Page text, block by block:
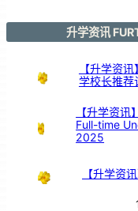
升学资讯
【升学资
学校长推荐
【升学资
Full-time
2025
【升学资